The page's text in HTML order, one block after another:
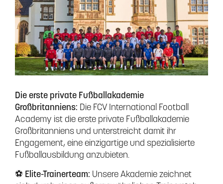
Die erste private Fußballakademie
Großbritanniens: Die FCV International Football
Academy ist die erste private Fußballakademie
Großbritanniens und unterstreicht damit ihr
Engagement, eine einzigartige und spezialisierte
Fußballausbildung anzubieten.
⚽ Elite-Trainerteam: Unsere Akademie zeichnet